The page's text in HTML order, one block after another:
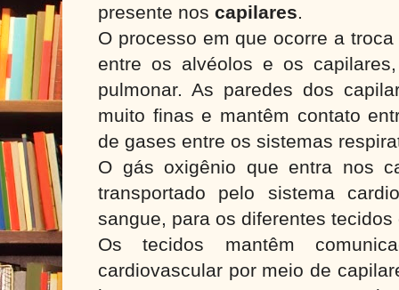
presente nos capilares.
O processo em que ocorre a
entre os alvéolos e os
pulmonar. As paredes dos
muito finas e mantêm contato
de gases entre os sistemas
O gás oxigênio que entra nos
transportado pelo sistema
sangue, para os diferentes
Os tecidos mantêm
cardiovascular por meio de